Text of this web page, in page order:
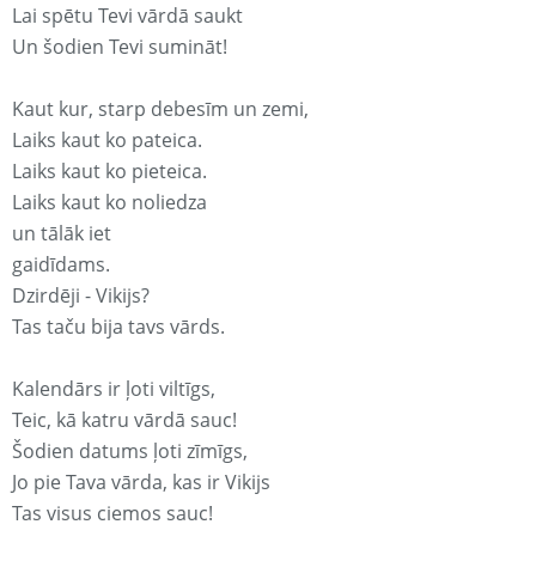
Lai spētu Tevi vārdā saukt
Un šodien Tevi sumināt!
Kaut kur, starp debesīm un zemi,
Laiks kaut ko pateica.
Laiks kaut ko pieteica.
Laiks kaut ko noliedza
un tālāk iet
gaidīdams.
Dzirdēji - Vikijs?
Tas taču bija tavs vārds.
Kalendārs ir ļoti viltīgs,
Teic, kā katru vārdā sauc!
Šodien datums ļoti zīmīgs,
Jo pie Tava vārda, kas ir Vikijs
Tas visus ciemos sauc!